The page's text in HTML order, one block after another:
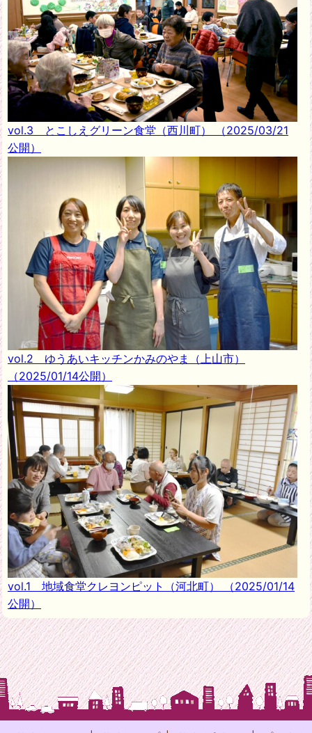
vol.3 とこしえグリーン食堂（西川町）
（2025/03/21
公開）
vol.2 ゆうあいキッチンかみのやま（上山市）
（2025/01/14公開）
vol.1 地域食堂クレヨンピット（河北町）
（2025/01/14
公開）